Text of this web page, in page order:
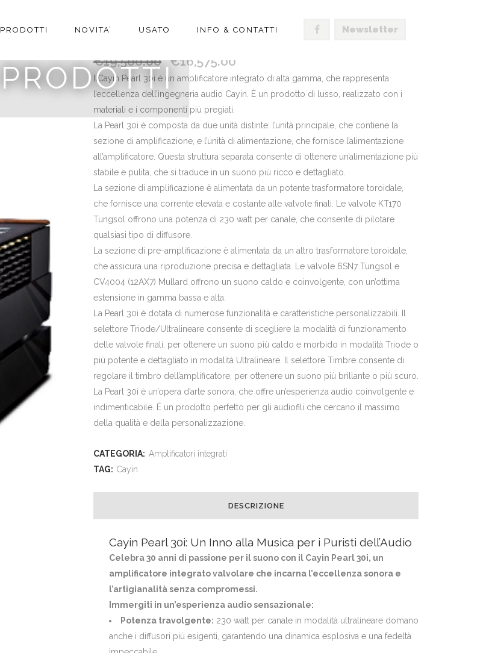
Newsletter
PRODOTTI NOVITA’ USATO INFO & CONTATTI
PRODOTTI
€19,500.00 €16,575.00
IlCayin Pearl 30i è un amplificatore integrato di alta gamma, che rappresenta
l’eccellenza dell’ingegneria audio Cayin. È un prodotto di lusso, realizzato con i
materiali e i componenti più pregiati.
La Pearl 30i è composta da due unità distinte: l’unità principale, che contiene la
sezione di amplificazione, e l’unità di alimentazione, che fornisce l’alimentazione
all’amplificatore. Questa struttura separata consente di ottenere un’alimentazione più
stabile e pulita, che si traduce in un suono più ricco e dettagliato.
La sezione di amplificazione è alimentata da un potente trasformatore toroidale,
che fornisce una corrente elevata e costante alle valvole finali. Le valvole KT170
Tungsol offrono una potenza di 230 watt per canale, che consente di pilotare
qualsiasi tipo di diffusore.
La sezione di pre-amplificazione è alimentata da un altro trasformatore toroidale,
che assicura una riproduzione precisa e dettagliata. Le valvole 6SN7 Tungsol e
CV4004 (12AX7) Mullard offrono un suono caldo e coinvolgente, con un’ottima
estensione in gamma bassa e alta.
La Pearl 30i è dotata di numerose funzionalità e caratteristiche personalizzabili. Il
selettore Triode/Ultralineare consente di scegliere la modalità di funzionamento
delle valvole finali, per ottenere un suono più caldo e morbido in modalità Triode o
più potente e dettagliato in modalità Ultralineare. Il selettore Timbre consente di
regolare il timbro dell’amplificatore, per ottenere un suono più brillante o più scuro.
La Pearl 30i è un’opera d’arte sonora, che offre un’esperienza audio coinvolgente e
indimenticabile. È un prodotto perfetto per gli audiofili che cercano il massimo
della qualità e della personalizzazione.
CATEGORIA: Amplificatori integrati
TAG: Cayin
DESCRIZIONE
Cayin Pearl 30i: Un Inno alla Musica per i Puristi dell’Audio
Celebra 30 anni di passione per il suono con il Cayin Pearl 30i, un
amplificatore integrato valvolare che incarna l’eccellenza sonora e
l’artigianalità senza compromessi.
Immergiti in un’esperienza audio sensazionale:
Potenza travolgente: 230 watt per canale in modalità ultralineare domano
anche i diffusori più esigenti, garantendo una dinamica esplosiva e una fedeltà